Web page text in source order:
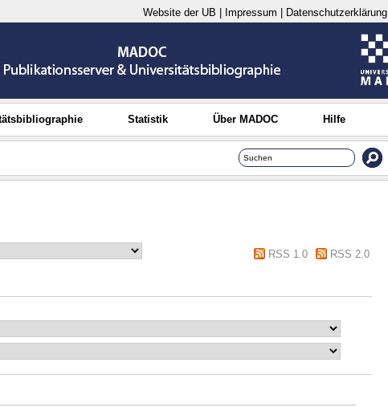
Website der UB Impressum Datenschutzerklärung
Statistik Über MADOC Hilfe
RSS 1.0
RSS 2.0